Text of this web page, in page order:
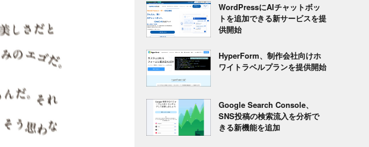
WordPressにAIチャットボッ
トを追加できる新サービスを提
供開始
HyperForm、制作会社向けホ
ワイトラベルプランを提供開始
Google Search Console、
SNS投稿の検索流入を分析で
きる新機能を追加